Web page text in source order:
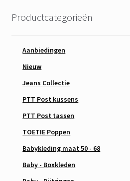
Productcategorieën
Aanbiedingen
Nieuw
Jeans Collectie
PTT Post kussens
PTT Post tassen
TOETIE Poppen
Babykleding maat 50 - 68
Baby - Boxkleden